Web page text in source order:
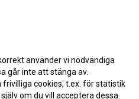
använder vi nödvändiga
går inte att stänga av.
frivilliga cookies, t.ex. för statistik
om du vill acceptera dessa.